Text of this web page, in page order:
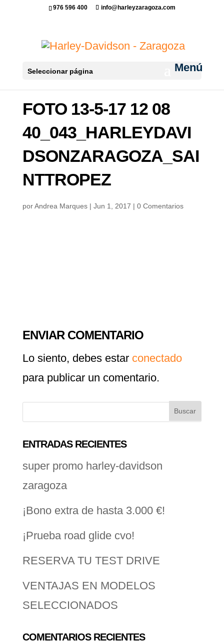
976 596 400 info@harleyzaragoza.com
Seleccionar página
FOTO 13-5-17 12 08
40_043_HARLEYDAVI
DSONZARAGOZA_SAI
NTTROPEZ
porAndrea Marques| Jun 1, 2017 | 0 Comentarios
ENVIAR COMENTARIO
Lo siento, debes estar conectado
para publicar un comentario.
ENTRADAS RECIENTES
super promo harley-davidson
zaragoza
¡Bono extra de hasta 3.000 €!
¡Prueba road glide cvo!
RESERVA TU TEST DRIVE
VENTAJAS EN MODELOS
SELECCIONADOS
COMENTARIOS RECIENTES